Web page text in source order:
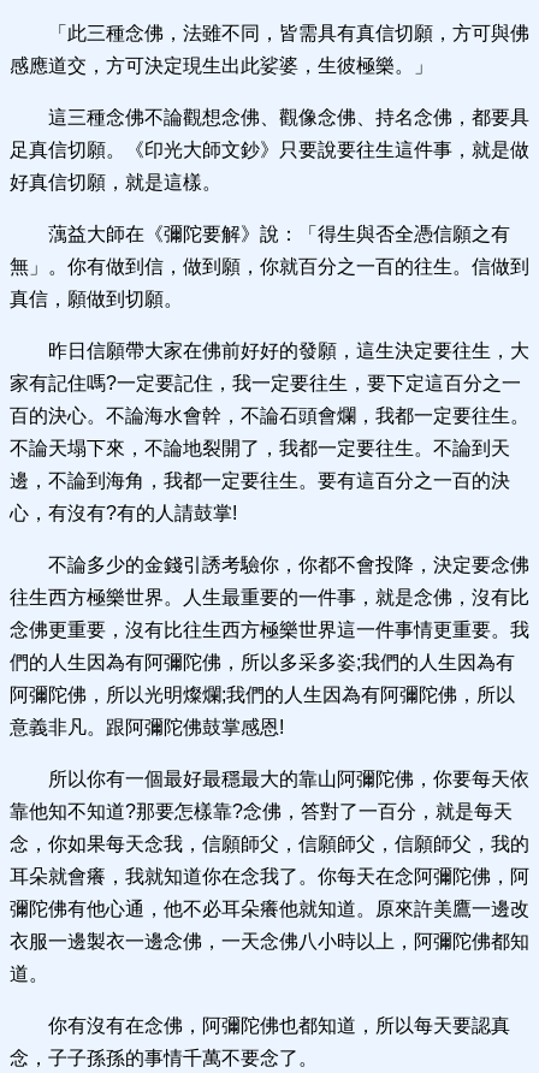
「此三種念佛，法雖不同，皆需具有真信切願，方可與佛
感應道交，方可決定現生出此娑婆，生彼極樂。」
這三種念佛不論觀想念佛、觀像念佛、持名念佛，都要具
足真信切願。《印光大師文鈔》只要說要往生這件事，就是做
好真信切願，就是這樣。
蕅益大師在《彌陀要解》說：「得生與否全憑信願之有
無」。你有做到信，做到願，你就百分之一百的往生。信做到
真信，願做到切願。
昨日信願帶大家在佛前好好的發願，這生決定要往生，大
家有記住嗎?一定要記住，我一定要往生，要下定這百分之一
百的決心。不論海水會幹，不論石頭會爛，我都一定要往生。
不論天塌下來，不論地裂開了，我都一定要往生。不論到天
邊，不論到海角，我都一定要往生。要有這百分之一百的決
心，有沒有?有的人請鼓掌!
不論多少的金錢引誘考驗你，你都不會投降，決定要念佛
往生西方極樂世界。人生最重要的一件事，就是念佛，沒有比
念佛更重要，沒有比往生西方極樂世界這一件事情更重要。我
們的人生因為有阿彌陀佛，所以多采多姿;我們的人生因為有
阿彌陀佛，所以光明燦爛;我們的人生因為有阿彌陀佛，所以
意義非凡。跟阿彌陀佛鼓掌感恩!
所以你有一個最好最穩最大的靠山阿彌陀佛，你要每天依
靠他知不知道?那要怎樣靠?念佛，答對了一百分，就是每天
念，你如果每天念我，信願師父，信願師父，信願師父，我的
耳朵就會癢，我就知道你在念我了。你每天在念阿彌陀佛，阿
彌陀佛有他心通，他不必耳朵癢他就知道。原來許美鷹一邊改
衣服一邊製衣一邊念佛，一天念佛八小時以上，阿彌陀佛都知
道。
你有沒有在念佛，阿彌陀佛也都知道，所以每天要認真
念，子子孫孫的事情千萬不要念了。